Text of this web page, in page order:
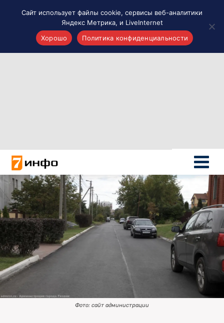
Новости России
Политика
Новости мира
Все материалы 7инфо
О НАС
ПОИСК ПО САЙТУ
Фото: сайт администрации
Сайт использует файлы cookie, сервисы веб-аналитики
Яндекс Метрика, и LiveInternet
Хорошо
Политика конфиденциальности